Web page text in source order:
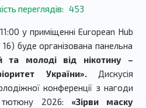
переглядів: 453
у приміщенні European Hub
16) буде організована панельна
та молоді від нікотину –
України». Дискусія
конференції з нагоди
тютюну 2026: «Зірви маску